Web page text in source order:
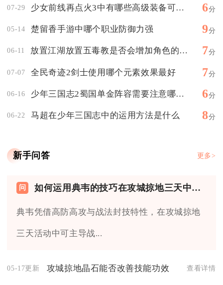
07-29 少女前线再点火3中有哪些高级装备可以获取 6分
05-14 楚留香手游中哪个职业防御力强 9分
06-11 放置江湖放置五毒教是否会增加角色的某些属性 7分
07-07 全民奇迹2剑士使用哪个元素效果最好 7分
06-16 少年三国志2蜀国单金阵容需要注意哪些问题 6分
06-22 马超在少年三国志中的运用方法是什么 8分
新手问答 更多>
如何运用典韦的技巧在攻城掠地三天中获得最佳表现
典韦凭借高防高攻与战法封技特性，在攻城掠地
三天活动中可主导战...
05-17更新 攻城掠地晶石能否改善技能功效 查看详情